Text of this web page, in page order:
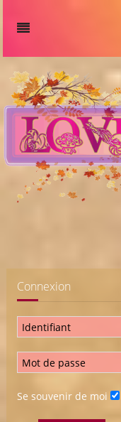
Connexion
Se souvenir de moi